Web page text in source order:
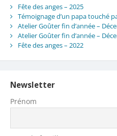
Fête des anges – 2025
Témoignage d’un papa touché
Atelier Goûter fin d’année –
Atelier Goûter fin d’année –
Fête des anges – 2022
Newsletter
Prénom